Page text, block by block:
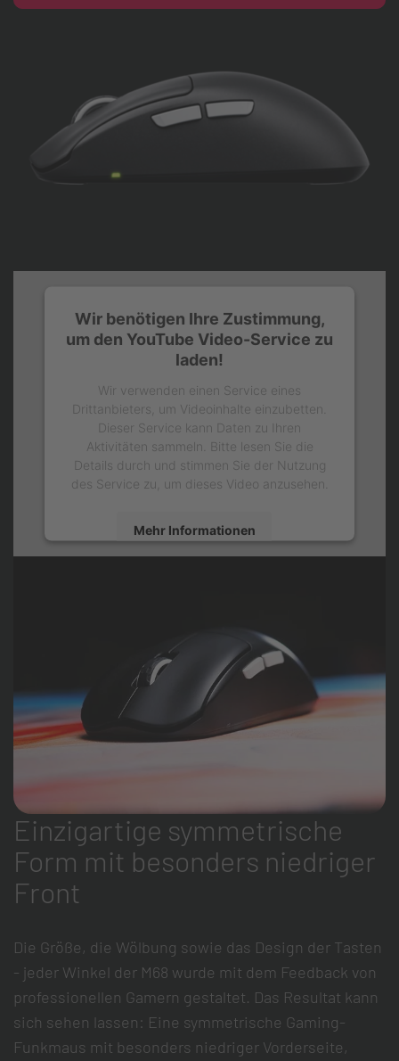
Wir benötigen Ihre Zustimmung,
um den YouTube Video-Service zu
laden!
Wir verwenden einen Service eines
Drittanbieters, um Videoinhalte einzubetten.
Dieser Service kann Daten zu Ihren
Aktivitäten sammeln. Bitte lesen Sie die
Details durch und stimmen Sie der Nutzung
des Service zu, um dieses Video anzusehen.
Mehr Informationen
Einzigartige symmetrische
Form mit besonders niedriger
Front
Die Größe, die Wölbung sowie das Design der Tasten
- jeder Winkel der M68 wurde mit dem Feedback von
professionellen Gamern gestaltet. Das Resultat kann
sich sehen lassen: Eine symmetrische Gaming-
Funkmaus mit besonders niedriger Vorderseite,